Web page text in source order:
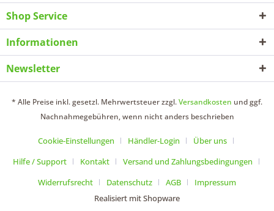
Shop Service
Informationen
Newsletter
* Alle Preise inkl. gesetzl. Mehrwertsteuer zzgl.Versandkosten und ggf.
Nachnahmegebühren, wenn nicht anders beschrieben
Cookie-Einstellungen Händler-Login
Über uns
Hilfe / Support
Kontakt
Versand und Zahlungsbedingungen
Widerrufsrecht
Datenschutz AGB
Impressum
Realisiert mit Shopware